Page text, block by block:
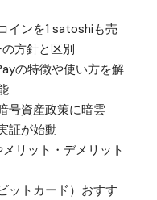
インを1 satoshiも売
方針と区別
の特徴や使い方を解
号資産政策に暗雲
証が始動
リット・デメリット
ットカード）おすす